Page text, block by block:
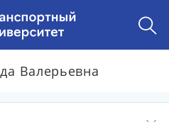
Валерьевна